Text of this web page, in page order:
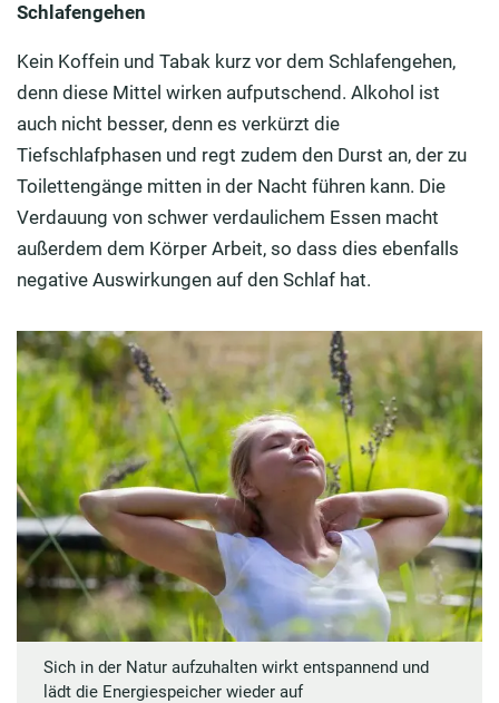
Schlafengehen
Kein Koffein und Tabak kurz vor dem Schlafengehen,
denn diese Mittel wirken aufputschend. Alkohol ist
auch nicht besser, denn es verkürzt die
Tiefschlafphasen und regt zudem den Durst an, der zu
Toilettengänge mitten in der Nacht führen kann. Die
Verdauung von schwer verdaulichem Essen macht
außerdem dem Körper Arbeit, so dass dies ebenfalls
negative Auswirkungen auf den Schlaf hat.
Sich in der Natur aufzuhalten wirkt entspannend und
lädt die Energiespeicher wieder auf